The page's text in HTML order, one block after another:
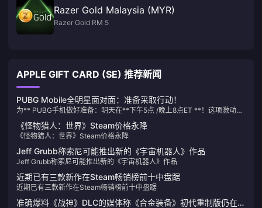
Razer Gold Malaysia (MYR)
Razer Gold RM 5
APPLE GIFT CARD (SE) 推荐新闻
PUBG Mobile全明星面对面：准备采取行动！
为** PUBG手机做好准备：明天在**下午5点 /晚上8点ET **！这项激动人
心的比赛的特色是顶级球员竞争** $ 10,000 USD **。球迷可以通过参加
** $ 8,000美元的Pick'Ems抽奖活动来加入兴奋，以便有机会以正确的预
测赢得奖品。在** youtube **和** tiktok ** live in **@pubgmobile **播
放所有动作。不要错过PUBG移动宇宙中技能和社区的庆祝活动！
《怪物猎人：世界》Steam价格永降
《怪物猎人：世界》Steam价格永降
Jeff Grubb称索尼可能推出新的《宇宙机器人》作品
Jeff Grubb称索尼可能推出新的《宇宙机器人》作品
近期已有三款新作在Steam畅销榜前十中盘踞
近期已有三款新作在Steam畅销榜前十中盘踞
准确爆料《战神》DLC的媒体称《合金装备》初代重制版仍在制